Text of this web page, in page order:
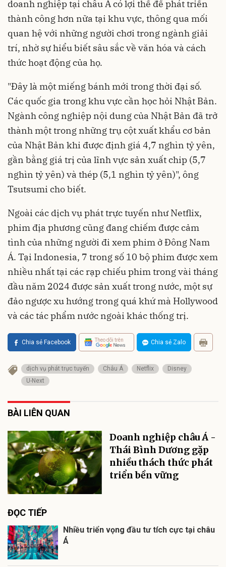
doanh nghiệp tại châu Á có lợi thế để phát triển
thành công hơn nữa tại khu vực, thông qua mối
quan hệ với những người chơi trong ngành giải
trí, nhờ sự hiểu biết sâu sắc về văn hóa và cách
thức hoạt động của họ.
"Đây là một miếng bánh mới trong thời đại số.
Các quốc gia trong khu vực cần học hỏi Nhật Bản.
Ngành công nghiệp nội dung của Nhật Bản đã trở
thành một trong những trụ cột xuất khẩu cơ bản
của Nhật Bản khi được định giá 4,7 nghìn tỷ yên,
gần bằng giá trị của lĩnh vực sản xuất chip (5,7
nghìn tỷ yên) và thép (5,1 nghìn tỷ yên)", ông
Tsutsumi cho biết.
Ngoài các dịch vụ phát trực tuyến như Netflix,
phim địa phương cũng đang chiếm được cảm
tình của những người đi xem phim ở Đông Nam
Á. Tại Indonesia, 7 trong số 10 bộ phim được xem
nhiều nhất tại các rạp chiếu phim trong vài tháng
đầu năm 2024 được sản xuất trong nước, một sự
đảo ngược xu hướng trong quá khứ mà Hollywood
và các tác phẩm nước ngoài khác thống trị.
Chia sẻ Facebook Theo dõi trên Chia sẻ Zalo
dịch vụ phát trực tuyến Châu Á Netflix
Disney
U-Next
BÀI LIÊN QUAN
Doanh nghiệp châu Á -
Thái Bình Dương gặp
nhiều thách thức phát
triển bền vững
ĐỌC TIẾP
Nhiều triển vọng đầu tư tích cực tại châu
Á